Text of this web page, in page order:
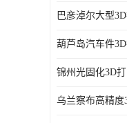
巴彦淖尔大型
葫芦岛汽车件
锦州光固化3D
乌兰察布高精度